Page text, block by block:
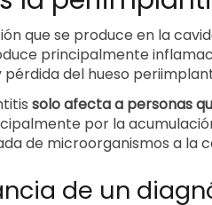
que se produce en la
principalmente
del hueso
solo afecta a personas
por la
de microorganismos a la
de un